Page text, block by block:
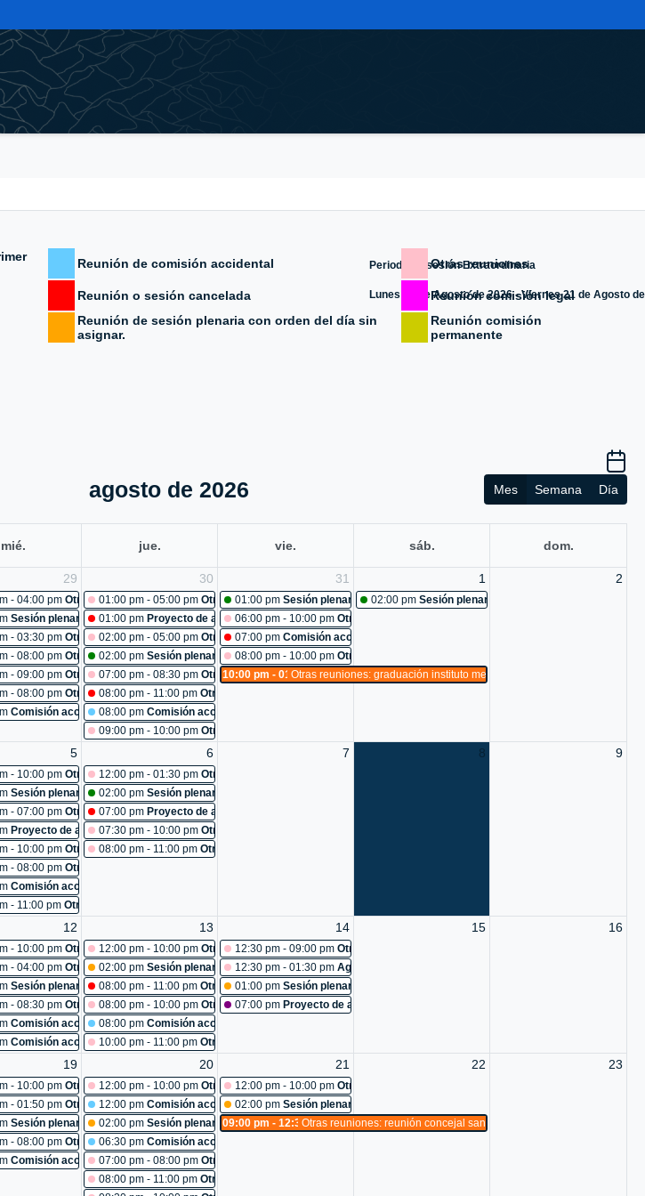
Reunión de comisión accidental
Otras reuniones
Reunión o sesión cancelada Reunión comisión legal
Reunión de sesión plenaria con orden del día sin
asignar.
Reunión comisión
permanente
Periodo de sesión Extraordinaria
Lunes 10 de Agosto de 2026 - Viernes 21 de Agosto
agosto de 2026 Mes Semana Día
mié. jue. vie. sáb. dom.
curso de redacción y ortografía
Cancelada
sesión extraordinaria ctp
29
- 04:00 pm Otras reuniones: comité primario
Sesión plenaria No. 482
- 03:30 pm Otras reuniones: reunión estrategia de comunicaciones pot
- 08:00 pm Otras reuniones: caracterización pot
- 09:00 pm Otras reuniones: mesa de trabajo
- 08:00 pm Otras reuniones: reconocimiento a cosiendo ideas s.a.s
Comisión accidental:turismo y entretenimiento
30
01:00 pm - 05:00 pm Otras reuniones: capacitación a conductores
01:00 pm Proyecto de acuerdo 96-2026: Cancelada
02:00 pm - 05:00 pm Otras reuniones: ley 1503 de 2011
02:00 pm Sesión plenaria No. 483
07:00 pm - 08:30 pm Otras reuniones: mantenimiento recinto
08:00 pm - 11:00 pm Otras reuniones: Cancelada
08:00 pm Comisión accidental:hacer seguimiento a los problemas de ruido, mal parqueo, convivencia y
09:00 pm - 10:00 pm Otras reuniones: reconocimiento a ideas decorcountry floristeria
31
01:00 pm Sesión plenaria No. 484
06:00 pm - 10:00 pm Otras reuniones: reunión con equipo de trabajo
07:00 pm Comisión accidental: Cancelada
08:00 pm - 10:00 pm Otras reuniones: reto visiones de territorio 2026
10:00 pm - 01:00 amOtras reuniones: graduación instituto metropolitano de educación
1
02:00 pm Sesión plenaria No. 485
2
semana de la salud
2026: estudio
reunión abogados
Cancelada
de la cual se crea una comisión de estudio, para el análisis de la viabilidad tecnica, jurídica y financiera, que permita
5
- 10:00 pm Otras reuniones: acitividad de bienestar
Sesión plenaria No. 488
- 07:00 pm Otras reuniones: capacitación pot
Proyecto de acuerdo 100-2026: estudio
- 10:00 pm Otras reuniones: capacitacion simi - mercurio, nuevos empleados
- 08:00 pm Otras reuniones: Cancelada
Comisión accidental:creación de comisión accidental para dar seguimiento y solución a los problemas derivados del
- 11:00 pm Otras reuniones: reconocimiento a distribuidora de químicos industriales s.a
6
12:00 pm - 01:30 pm Otras reuniones: montaje de logística clausura de sesiones
02:00 pm Sesión plenaria No. 489
07:00 pm Proyecto de acuerdo 97-2026: Cancelada
07:30 pm - 10:00 pm Otras reuniones: reconocimiento a diego alejandro silva agudelo y ani-k makeup
08:00 pm - 11:00 pm Otras reuniones: reunión ctp
7 8 9
generales
pot
2026: estudio
ante la administración distrital para que, el sector eterna primavera del barrio bombona 2, comuna 9, cuente con
12
- 10:00 pm Otras reuniones: pot
- 04:00 pm Otras reuniones: comité primario
Sesión plenaria No. 491
- 08:30 pm Otras reuniones: socialización plataforma de participación ciudadana
Comisión accidental:comisión de análisis verificación del fortalecimiento y gestión de la red pública de salud de medellín
Comisión accidental:seguimiento al programa de esterilizaciones de caninos y felinos
13
12:00 pm - 10:00 pm Otras reuniones: pot
02:00 pm Sesión plenaria No. 493
08:00 pm - 11:00 pm Otras reuniones: Cancelada
08:00 pm - 10:00 pm Otras reuniones: reconocimiento a manuela echeverri
08:00 pm Comisión accidental:comisión accidental para la atención integral de la problemática de
10:00 pm - 11:00 pm Otras reuniones: reconocimiento a mercados mua
14
12:30 pm - 09:00 pm Otras reuniones: pot
12:30 pm - 01:30 pm Agendamiento Estudiantes: visita guiada a estudiantes de
01:00 pm Sesión plenaria No. 494
07:00 pm Proyecto de acuerdo 89-2026: estudio
15 16
pot
capacitación
19
- 10:00 pm Otras reuniones: pot
- 01:50 pm Otras reuniones: reconocimiento a fundación juanfe
Sesión plenaria No. 496
- 08:00 pm Otras reuniones: reconocimiento: la vocadería s.a.s
Comisión accidental:turismo y entretenimiento
20
12:00 pm - 10:00 pm Otras reuniones: pot
12:00 pm Comisión accidental:proposición para la creación de una comisión accidental sobre recaudo
02:00 pm Sesión plenaria No. 497
06:30 pm Comisión accidental:seguimiento a las diferentes necesidades y problemáticas de las comunas
07:00 pm - 08:00 pm Otras reuniones: reconocimiento a centro comercial los molinos
08:00 pm - 11:00 pm Otras reuniones: charlas semanales
21
12:00 pm - 10:00 pm Otras reuniones: pot
02:00 pm Sesión plenaria No. 498
09:00 pm - 12:30 amOtras reuniones: reunión concejal santiago perdomo
22 23